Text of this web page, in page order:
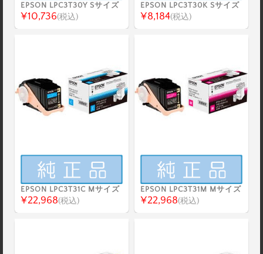
EPSON LPC3T30Y Sサイズ
¥10,736(税込)
EPSON LPC3T30K Sサイズ
¥8,184(税込)
EPSON LPC3T31C Mサイズ
¥22,968(税込)
EPSON LPC3T31M Mサイズ
¥22,968(税込)